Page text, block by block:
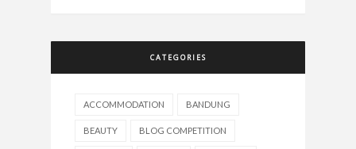
CATEGORIES
ACCOMMODATION BANDUNG
BEAUTY BLOG COMPETITION